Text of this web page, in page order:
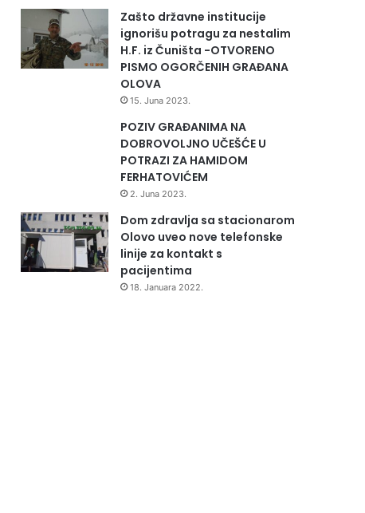
Zašto državne institucije
ignorišu potragu za nestalim
H.F. iz Čuništa -OTVORENO
PISMO OGORČENIH GRAĐANA
OLOVA
15. Juna 2023.
POZIV GRAĐANIMA NA
DOBROVOLJNO UČEŠĆE U
POTRAZI ZA HAMIDOM
FERHATOVIĆEM
2. Juna 2023.
Dom zdravlja sa stacionarom
Olovo uveo nove telefonske
linije za kontakt s
pacijentima
18. Januara 2022.